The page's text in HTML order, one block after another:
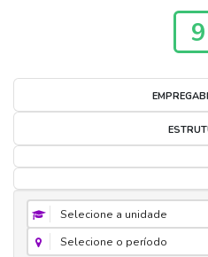
9
Selecione a unidade
Selecione o período